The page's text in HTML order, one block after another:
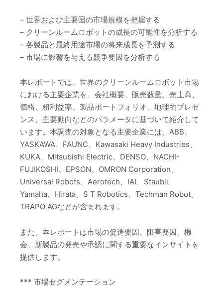
– 世界および主要国の市場規模を把握する
– クリーンルームロボットの成長の可能性を分析する
– 各製品と最終用途市場の将来成長を予測する
– 市場に影響を与える競争要因を分析する
本レポートでは、世界のクリーンルームロボット市場
における主要企業を、会社概要、販売数量、売上高、
価格、粗利益率、製品ポートフォリオ、地理的プレゼ
ンス、主要動向などのパラメータに基づいて紹介して
います。本調査の対象となる主要企業には、ABB、
YASKAWA、FAUNC、Kawasaki Heavy Industries、
KUKA、Mitsubishi Electric、DENSO、NACHI-
FUJIKOSHI、EPSON、OMRON Corporation、
Universal Robots、Aerotech、IAI、Staubli、
Yamaha、Hirata、S T Robotics、Techman Robot、
TRAPO AGなどが含まれます。
また、本レポートは市場の促進要因、阻害要因、機
会、新製品の発売や承認に関する重要なインサイトを
提供します。
*** 市場セグメンテーション